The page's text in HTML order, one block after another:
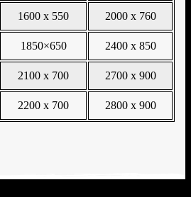
1600 x 550
2000 x 760
1850×650
2400 x 850
2100 x 700
2700 x 900
2200 x 700 2800 x 900